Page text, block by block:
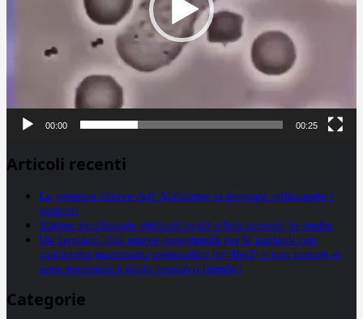
00:00 00:25
Articoli recenti
La proteina chiave dell’Alzheimer si propaga utilizzando i
neuroni
Statine: inutilmente attribuiti molti effetti avversi, lo studio
Un farmaco, due nuove opportunità per le pazienti con
carcinoma mammario metastatico hr+/her2- e con tumore al
seno metastatico triplo negativo (mtnbc)
Categorie